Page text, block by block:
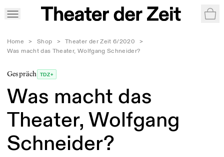
Home > Shop > Theater der Zeit 6/2020
>
Was macht das Theater, Wolfgang Schneider?
Gespräch TDZ+
Was macht das
Theater, Wolfgang
Schneider?